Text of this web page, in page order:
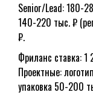
Senior/Lead: 180-
140-220 тыс. ₽
₽.
Фриланс ставка:
Проектные:
упаковка 50-200